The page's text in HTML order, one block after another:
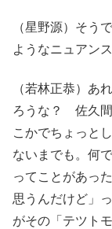
（星野源）そう
ようなニュアン
（若林正恭）あ
ろうな？ 佐久間
こかでちょっと
ないまでも。何
ってことがあっ
思うんだけど」
がその「テツト